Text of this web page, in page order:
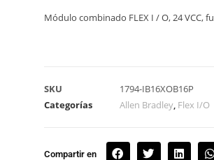
Módulo combinado FLEX I / O, 24 VCC,
SKU
1794-IB16XOB16P
Categorías
Allen Bradley, Flex I/O
Compartir en